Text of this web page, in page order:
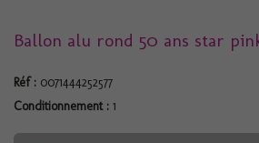
Ballon alu rond 50 ans star
Réf : 0071444252577
Conditionnement : 1